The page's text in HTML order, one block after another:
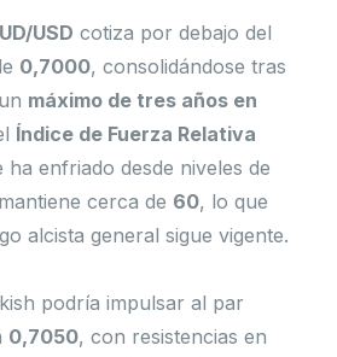
USD cotiza por debajo del
0,7000, consolidándose tras
máximo de tres años en
Índice de Fuerza Relativa
ha enfriado desde niveles de
cerca de 60, lo que
alcista general sigue vigente.
podría impulsar al par
0,7050, con resistencias en